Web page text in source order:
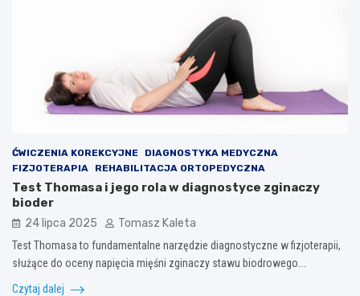
ĆWICZENIA KOREKCYJNE
DIAGNOSTYKA MEDYCZNA
FIZJOTERAPIA
REHABILITACJA ORTOPEDYCZNA
Test Thomasa i jego rola w diagnostyce zginaczy
bioder
24 lipca 2025 Tomasz Kaleta
Test Thomasa to fundamentalne narzędzie diagnostyczne w fizjoterapii,
służące do oceny napięcia mięśni zginaczy stawu biodrowego.…
Czytaj dalej